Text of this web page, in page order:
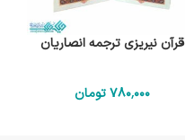
قرآن نیریزی ترجمه انصاریان
780٬000 تومان